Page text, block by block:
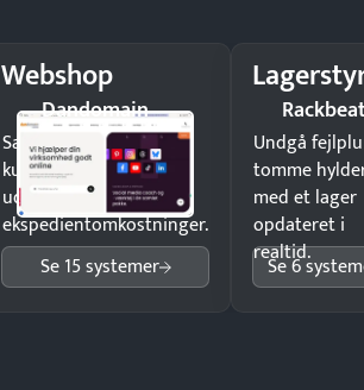
Webshop
Dandomain
Sælg produkter 24/7 til
kunder i hele landet
uden
ekspedientomkostninger.
Se 15 systemer
Undgå
tomme
med et lager
opdateret i
realtid.
Se 6